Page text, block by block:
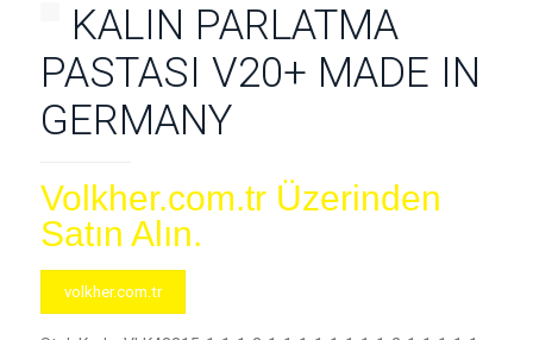
KALIN PARLATMA
PASTASI V20+ MADE IN
GERMANY
Volkher.com.tr Üzerinden
Satın Alın.
volkher.com.tr